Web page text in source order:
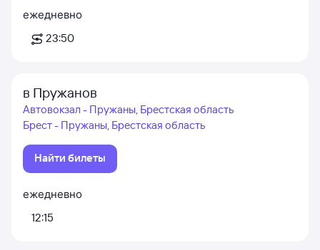
ежедневно
23:50
в Пружанов
Автовокзал - Пружаны, Брестская область
Брест - Пружаны, Брестская область
Найти билеты
ежедневно
12:15